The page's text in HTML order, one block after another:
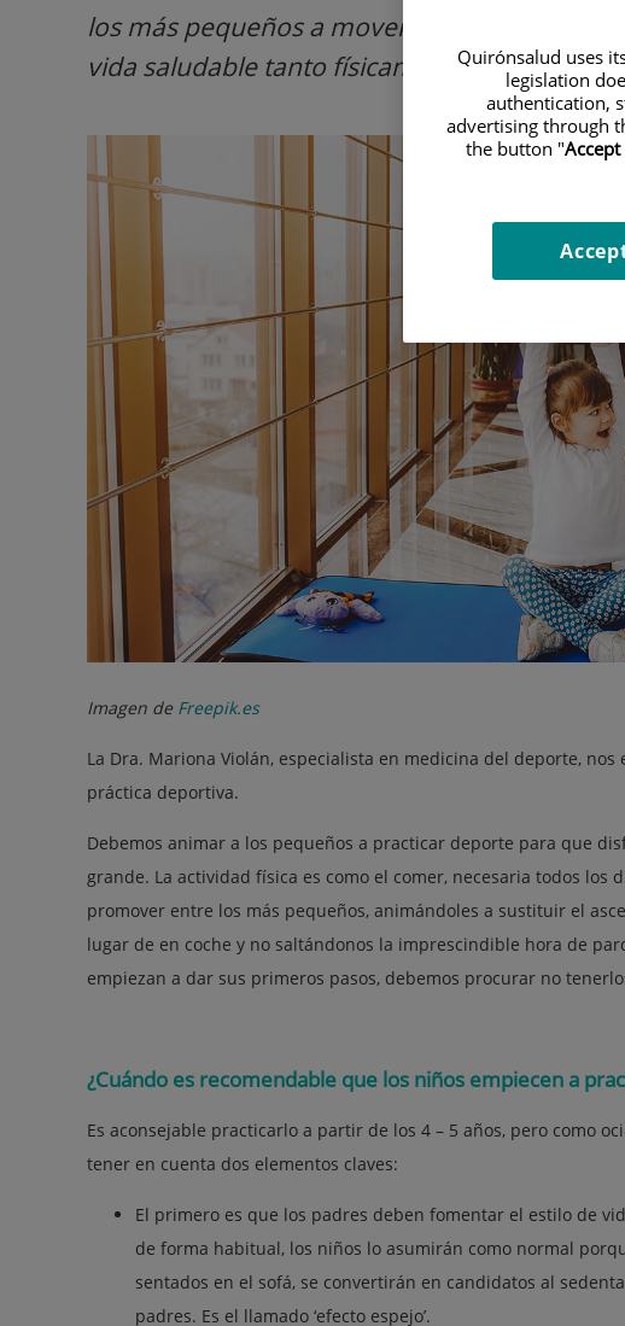
los más pequeños a moverse y no ser
vida saludable tanto físicamente, como
Imagen de Freepik.es
La Dra. Mariona Violán, especialista en medicina del deporte,
práctica deportiva.
Debemos animar a los pequeños a practicar deporte para que
grande. La actividad física es como el comer, necesaria todos los
promover entre los más pequeños, animándoles a sustituir el
lugar de en coche y no saltándonos la imprescindible hora de
empiezan a dar sus primeros pasos, debemos procurar no
¿Cuándo es recomendable que los niños empiecen a
Es aconsejable practicarlo a partir de los 4 – 5 años, pero como
tener en cuenta dos elementos claves: ­
El primero es que los padres deben fomentar el estilo de
de forma habitual, los niños lo asumirán como normal
sentados en el sofá, se convertirán en candidatos al
padres. Es el llamado ‘efecto espejo’.
Quirónsalud uses
legislation
authentication,
advertising through
the button "